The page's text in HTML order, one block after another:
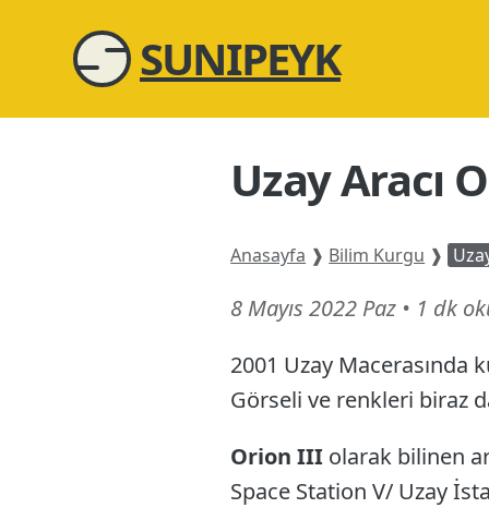
SUNIPEYK
Uzay Aracı
Anasayfa ❱ Bilim Kurgu ❱
8 Mayıs 2022 Paz 20
26
• 1 dk
2001 Uzay Macerasında
Görseli ve renkleri biraz
Orion III olarak bilinen
Space Station V/ Uzay